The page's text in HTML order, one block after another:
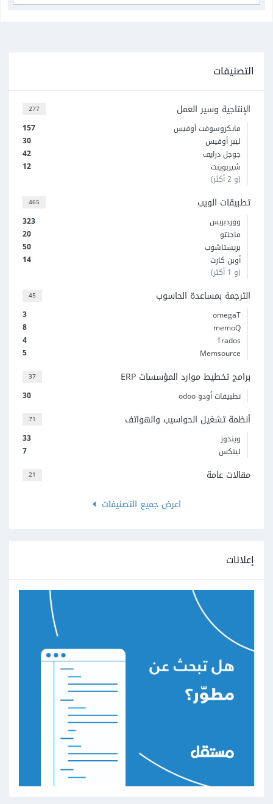
التصنيفات
277 الإنتاجية وسير العمل
157
مايكروسوفت أوفيس
30
ليبر أوفيس
42
جوجل درايف
12
شيربوينت
(و 2 أكثر)
465 تطبيقات الويب
323
ووردبريس
20
ماجنتو
50
بريستاشوب
14
أوبن كارت
(و 1 أكثر)
45 الترجمة بمساعدة الحاسوب
3
omegaT
8
memoQ
4
Trados
5
Memsource
37 برامج تخطيط موارد المؤسسات ERP
30 تطبيقات أودو odoo
71 أنظمة تشغيل الحواسيب والهواتف
33
ويندوز
7
لينكس
21
مقالات عامة
اعرض جميع التصنيفات
إعلانات